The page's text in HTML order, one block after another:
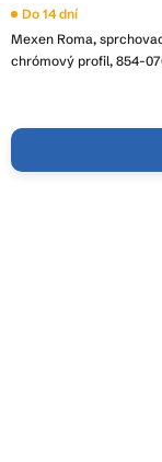
Mexen Roma,
chrómový profil, 854-
Do 14 dní